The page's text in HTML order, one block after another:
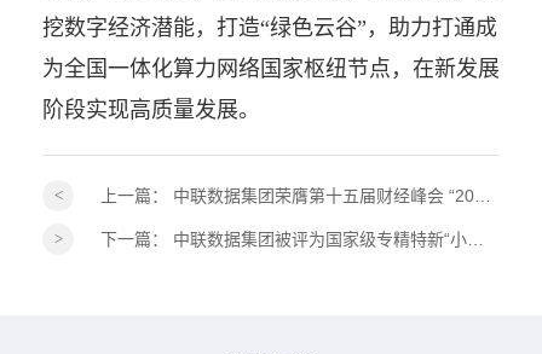
挖数字经济潜能，打造“绿色云谷”，助力打通成
为全国一体化算力网络国家枢纽节点，在新发展
阶段实现高质量发展。
上一篇： 中联数据集团荣膺第十五届财经峰会 “2026ESG 践行典范奖”！
下一篇： 中联数据集团被评为国家级专精特新“小巨人”企业